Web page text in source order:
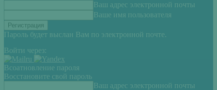
Ваш адрес электронной почты
Ваше имя пользователя
Пароль будет выслан Вам по электронной почте.
Войти через:
Всоатновление пароля
Восстановите свой пароль
Ваш адрес электронной почты